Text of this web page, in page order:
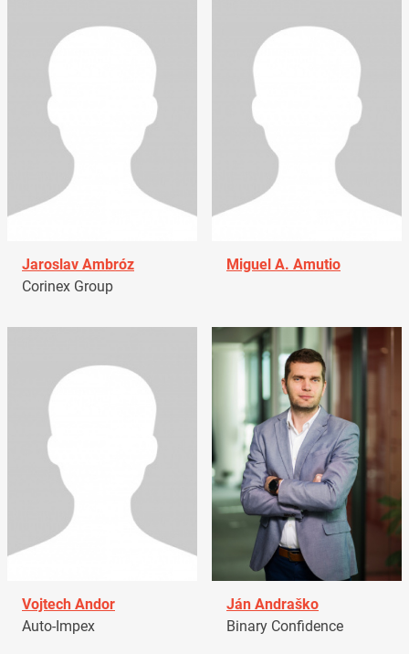
Jaroslav Ambróz
Corinex Group
Miguel A. Amutio
Vojtech Andor
Auto-Impex
Ján Andraško
Binary Confidence